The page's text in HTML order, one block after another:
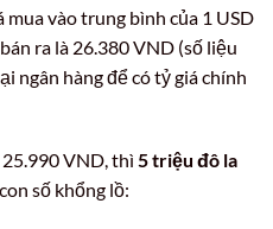
vào trung bình của 1 USD
ra là 26.380 VND (số liệu
ngân hàng để có tỷ giá chính
VND, thì 5 triệu đô la
số khổng lồ: